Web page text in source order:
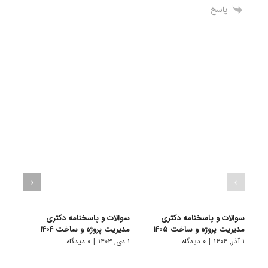
پاسخ
سوالات و پاسخنامه دکتری
مدیریت پروژه و ساخت ۱۴۰۵
۱ آذر, ۱۴۰۴ | ۰ دیدگاه
سوالات و پاسخنامه دکتری
مدیریت پروژه و ساخت ۱۴۰۴
۱ دی, ۱۴۰۳ | ۰ دیدگاه